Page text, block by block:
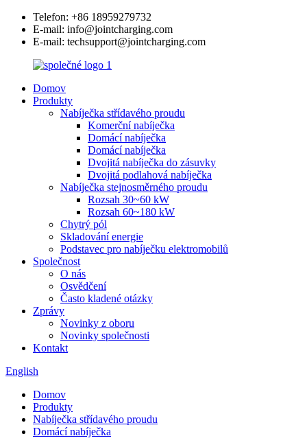
Telefon: +86 18959279732
E-mail: info@jointcharging.com
E-mail: techsupport@jointcharging.com
Domov
Produkty
Nabíječka střídavého proudu
Komerční nabíječka
Domácí nabíječka
Domácí nabíječka
Dvojitá nabíječka do zásuvky
Dvojitá podlahová nabíječka
Nabíječka stejnosměrného proudu
Rozsah 30~60 kW
Rozsah 60~180 kW
Chytrý pól
Skladování energie
Podstavec pro nabíječku elektromobilů
Společnost
O nás
Osvědčení
Často kladené otázky
Zprávy
Novinky z oboru
Novinky společnosti
Kontakt
English
Domov
Produkty
Nabíječka střídavého proudu
Domácí nabíječka